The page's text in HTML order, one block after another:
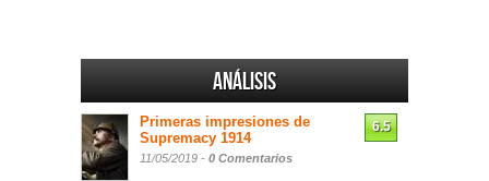
Análisis
Primeras impresiones de
Supremacy 1914
11/05/2019 - 0 Comentarios
6.5